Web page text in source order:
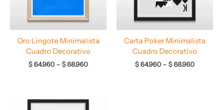
Oro Lingote Minimalista
Cuadro Decorativo
$64.960 –$68.960
Carta Poker Minimalista
Cuadro Decorativo
$64.960 –$68.960
de